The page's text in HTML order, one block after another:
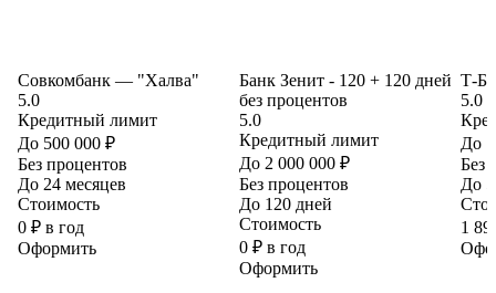
Совкомбанк — "Халва"
5.0
Кредитный лимит
До 500 000 ₽
Без процентов
До 24 месяцев
Стоимость
0 ₽ в год
Оформить
Банк Зенит - 120 + 120 дней
без процентов
5.0
Кредитный лимит
До 2 000 000 ₽
Без процентов
До 120 дней
Стоимость
0 ₽ в год
Оформить
Т-
5.0
До
Без
До
1